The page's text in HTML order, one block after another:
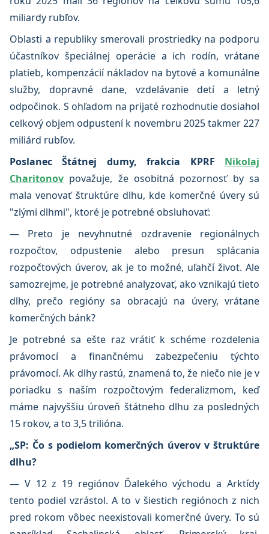
miliardy rubľov.
Oblasti a republiky smerovali prostriedky na podporu
účastníkov špeciálnej operácie a ich rodín, vrátane
platieb, kompenzácií nákladov na bytové a komunálne
služby, dopravné dane, vzdelávanie detí a letný
odpočinok. S ohľadom na prijaté rozhodnutie dosiahol
celkový objem odpustení k novembru 2025 takmer 227
miliárd rubľov.
Poslanec Štátnej dumy, frakcia KPRF Nikolaj
Charitonov považuje, že osobitná pozornosť by sa
mala venovať štruktúre dlhu, kde komerčné úvery sú
"zlými dlhmi", ktoré je potrebné obsluhovať:
— Preto je nevyhnutné ozdravenie regionálnych
rozpočtov, odpustenie alebo presun splácania
rozpočtových úverov, ak je to možné, uľahčí život. Ale
samozrejme, je potrebné analyzovať, ako vznikajú tieto
dlhy, prečo regióny sa obracajú na úvery, vrátane
komerčných bánk?
Je potrebné sa ešte raz vrátiť k schéme rozdelenia
právomocí a finančnému zabezpečeniu týchto
právomocí. Ak dlhy rastú, znamená to, že niečo nie je v
poriadku s naším rozpočtovým federalizmom, keď
máme najvyššiu úroveň štátneho dlhu za posledných
15 rokov, a to 3,5 trilióna.
„SP: Čo s podielom komerčných úverov v štruktúre
dlhu?
— V 12 z 19 regiónov Ďalekého východu a Arktídy
tento podiel vzrástol. A to v šiestich regiónoch z nich
pred rokom vôbec neexistovali komerčné úvery. To sú